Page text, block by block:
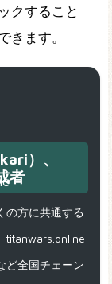
クすること
きます。
）、
者
の方に共通する
titanwars.online
ど全国チェーン